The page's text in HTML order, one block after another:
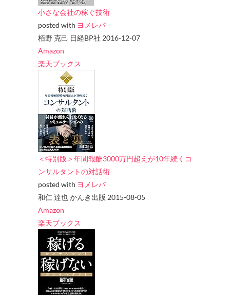
小さな会社の稼ぐ技術
posted with ヨメレバ
栢野 克己 日経BP社 2016-12-07
Amazon
楽天ブックス
＜特別版＞年間報酬3000万円超えが10年続くコ
ンサルタントの対話術
posted with ヨメレバ
和仁 達也 かんき出版 2015-08-05
Amazon
楽天ブックス